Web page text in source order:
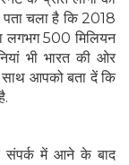
चला है कि 2018
लगभग 500 मिलियन
भी भारत की ओर
साथ आपको बता दें कि
संपर्क में आने के बाद